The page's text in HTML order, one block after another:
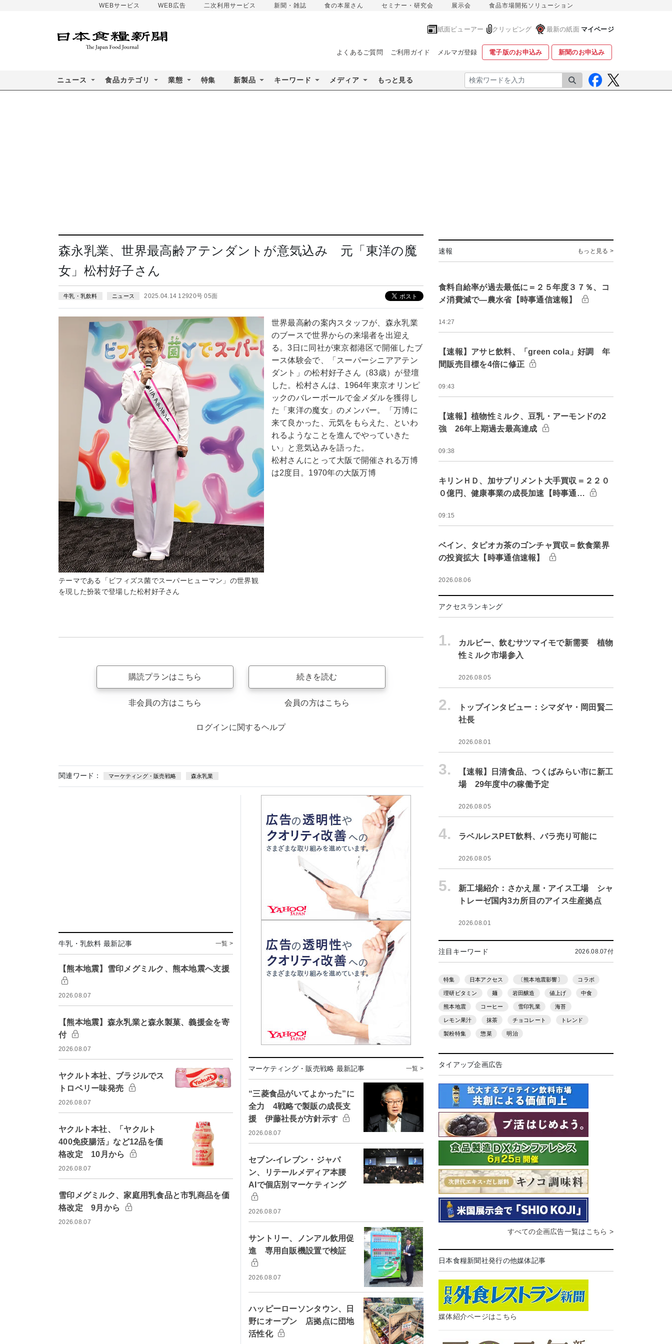
WEBサービス WEB広告 二次利用サービス 新聞・雑誌 食の本屋さん セミナー・研究会 展示会 食品市場開拓ソリューション
紙面ビューアー クリッピング 最新の紙面 マイページ
よくあるご質問 ご利用ガイド メルマガ登録 電子版のお申込み 新聞のお申込み
ニュース 食品カテゴリ 業態 特集 新製品 キーワード メディア もっと見る 検索
森永乳業、世界最高齢アテンダントが意気込み 元「東洋の魔
女」松村好子さん
牛乳・乳飲料 ニュース 2025.04.14 12920号 05面
テーマである「ビフィズス菌でスーパーヒューマン」の世界観
を現した扮装で登場した松村好子さん
世界最高齢の案内スタッフが、森永乳業
のブースで世界からの来場者を出迎え
る。3日に同社が東京都港区で開催したブ
ース体験会で、「スーパーシニアアテン
ダント」の松村好子さん（83歳）が登壇
した。松村さんは、1964年東京オリンピ
ックのバレーボールで金メダルを獲得し
た「東洋の魔女」のメンバー。「万博に
来て良かった、元気をもらえた、といわ
れるようなことを進んでやっていきた
い」と意気込みを語った。
松村さんにとって大阪で開催される万博
は2度目。1970年の大阪万博
購読プランはこちら
非会員の方はこちら
続きを読む
会員の方はこちら
ログインに関するヘルプ
関連ワード： マーケティング・販売戦略 森永乳業
牛乳・乳飲料 最新記事 一覧 >
【熊本地震】雪印メグミルク、熊本地震へ支援
2026.08.07
【熊本地震】森永乳業と森永製菓、義援金を寄
付
2026.08.07
ヤクルト本社、ブラジルでス
トロベリー味発売
2026.08.07
ヤクルト本社、「ヤクルト
400免疫腸活」など12品を価
格改定 10月から
2026.08.07
雪印メグミルク、家庭用乳食品と市乳商品を価
格改定 9月から
2026.08.07
マーケティング・販売戦略 最新記事 一覧 >
“三菱食品がいてよかった”に
全力 4戦略で製販の成長支
援 伊藤社長が方針示す
2026.08.07
セブン-イレブン・ジャパ
ン、リテールメディア本腰
AIで個店別マーケティング
2026.08.07
サントリー、ノンアル飲用促
進 専用自販機設置で検証
2026.08.07
ハッピーローソンタウン、日
野にオープン 店拠点に団地
活性化
速報 もっと見る >
食料自給率が過去最低に＝２５年度３７％、コ
メ消費減で―農水省【時事通信速報】
14:27
【速報】アサヒ飲料、「green cola」好調 年
間販売目標を4倍に修正
09:43
【速報】植物性ミルク、豆乳・アーモンドの2
強 26年上期過去最高達成
09:38
キリンＨＤ、加サプリメント大手買収＝２２０
０億円、健康事業の成長加速【時事通…
09:15
ベイン、タピオカ茶のゴンチャ買収＝飲食業界
の投資拡大【時事通信速報】
2026.08.06
アクセスランキング
1.
カルビー、飲むサツマイモで新需要 植物
性ミルク市場参入
2026.08.05
2.
トップインタビュー：シマダヤ・岡田賢二
社長
2026.08.01
3.
【速報】日清食品、つくばみらい市に新工
場 29年度中の稼働予定
2026.08.05
4. ラベルレスPET飲料、バラ売り可能に
2026.08.05
5.
新工場紹介：さかえ屋・アイス工場 シャ
トレーゼ国内3カ所目のアイス生産拠点
2026.08.01
注目キーワード 2026.08.07付
特集 日本アクセス 〔熊本地震影響〕 コラボ
理研ビタミン 麺 岩田醸造 値上げ 中食
熊本地震 コーヒー 雪印乳業 海苔
レモン果汁 抹茶 チョコレート トレンド
製粉特集 惣菜 明治
タイアップ企画広告
すべての企画広告一覧はこちら >
日本食糧新聞社発行の他媒体記事
媒体紹介ページはこちら